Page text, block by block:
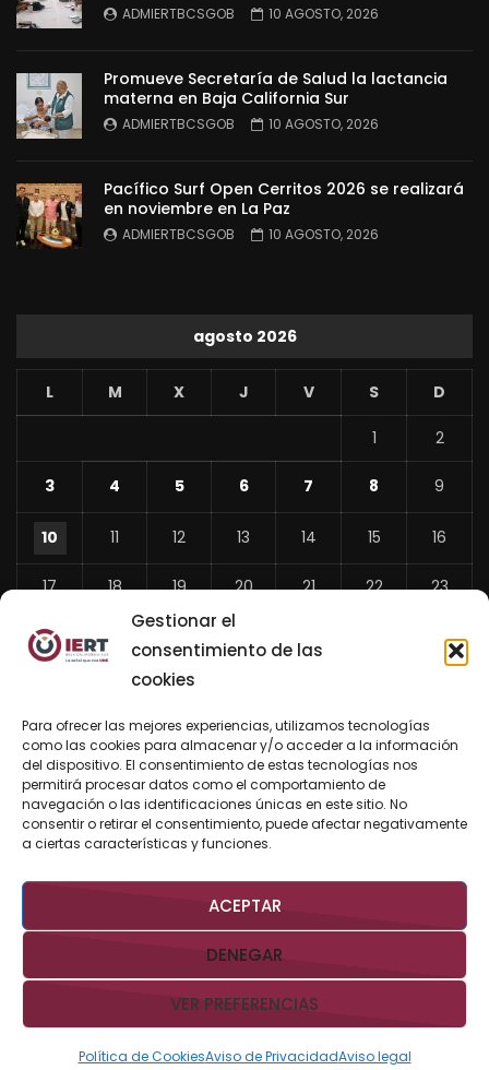
Gestionar el
consentimiento de las
cookies
Para ofrecer las mejores experiencias, utilizamos tecnologías
como las cookies para almacenar y/o acceder a la información
del dispositivo. El consentimiento de estas tecnologías nos
permitirá procesar datos como el comportamiento de
navegación o las identificaciones únicas en este sitio. No
consentir o retirar el consentimiento, puede afectar negativamente
a ciertas características y funciones.
ACEPTAR
DENEGAR
VER PREFERENCIAS
Política de CookiesAviso de PrivacidadAviso legal
ADMIERTBCSGOB 10 AGOSTO, 2026
Promueve Secretaría de Salud la lactancia
materna en Baja California Sur
ADMIERTBCSGOB 10 AGOSTO, 2026
Pacífico Surf Open Cerritos 2026 se realizará
en noviembre en La Paz
ADMIERTBCSGOB 10 AGOSTO, 2026
agosto 2026
L M X J V S D
1 2
3 4 5 6 7 8 9
10 11 12 13 14 15 16
17 18 19 20 21 22 23
24 26 27
Jul
BUSCAR AHORA
Derechos Reservados @IERTBCS 2026 Gobierno de BCSAviso
Legal
Aviso de PrivacidadContacto:iert@bcs.gob.mx